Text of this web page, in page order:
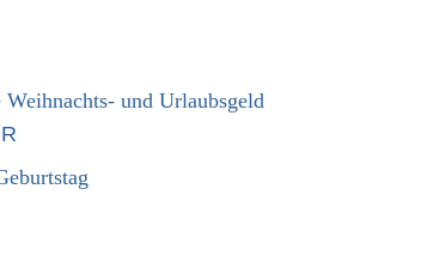
und Urlaubsgeld